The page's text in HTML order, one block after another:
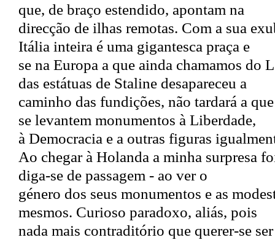
que, de braço estendido, apontam na
direcção de ilhas remotas. Com a sua
Itália inteira é uma gigantesca praça e
se na Europa a que ainda chamamos do
das estátuas de Staline desapareceu a
caminho das fundições, não tardará a
se levantem monumentos à Liberdade,
à Democracia e a outras figuras
Ao chegar à Holanda a minha surpresa
diga-se de passagem - ao ver o
género dos seus monumentos e as
mesmos. Curioso paradoxo, aliás, pois
nada mais contraditório que querer-se